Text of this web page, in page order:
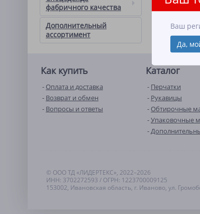
Ваш
Да,
фабричного качества
Дополнительный
ассортимент
Как купить
Оплата и доставка
Возврат и обмен
Вопросы и ответы
Каталог
Перчатки
Рукавицы
Обтирочные
Упаковочные
© ООО ТД «ЛИДЕРТЕКС», 2022–2026
ИНН: 3702272593 / ОГРН: 1223700009125
153002, Ивановская область, г. Иваново, ул.